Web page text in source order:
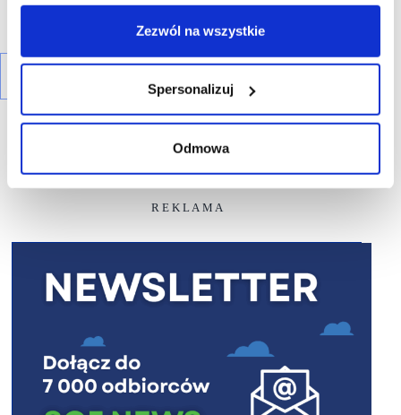
Zezwól na wszystkie
Spersonalizuj
Odmowa
R E K L A M A